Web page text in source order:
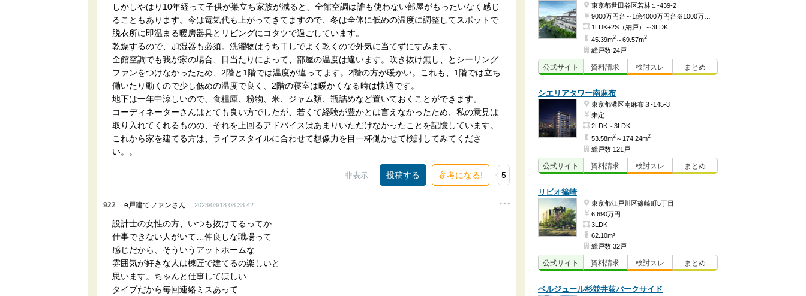
しかしやはり10年経って子供が巣立ち家族が減ると、全館空調は誰も使わない部屋がもったいなく感じ
ることもあります。今は電気代も上がってきてますので、冬は全体に低めの温度に調整してスポットで
脱衣所に即温まる暖房器具とリビングにコタツで過ごしています。
乾燥するので、加湿器も必須。洗濯物はうち干しでよく乾くので外気に当てずにすみます。
全館空調でも我が家の場合、日当たりによって、部屋の温度は違います。吹き抜け無し、とシーリング
ファンをつけなかったため、2階と1階では温度が違ってます。2階の方が暖かい。これも、1階では立ち
働いたり動くので少し低めの温度で良く、2階の寝室は暖かくなる時は快適です。
地下は一年中涼しいので、食糧庫、粉物、米、ジャム類、瓶詰めなど置いておくことができます。
コーディネーターさんはとても良い方でしたが、若くて経験が豊かとは言えなかったため、私の意見は
取り入れてくれるものの、それを上回るアドバイスはあまりいただけなかったことを記憶しています。
これから家を建てる方は、ライフスタイルに合わせて想像力を目一杯働かせて検討してみてくださ
い。。
非表示 参考になる! 5
922 e戸建てファンさん 2023/03/18 08:33:42
設計士の女性の方、いつも抜けてるってか
仕事できない人がいて…仲良しな職場って
感じだから、そういうアットホームな
雰囲気が好きな人は棟匠で建てるの楽しいと
思います。ちゃんと仕事してほしい
タイプだから毎回連絡ミスあって
東京都世田谷区若林１-439-2
9000万円台～1億4000万円台※1000万円単位（予定）
1LDK+2S（納戸）～3LDK
45.39m2 ～69.57m2
総戸数 24戸
公式サイト 資料請求 検討スレ まとめ
シエリアタワー南麻布
東京都港区南麻布３-145-3
未定
2LDK～3LDK
53.58m2 ～174.24m2
総戸数 121戸
公式サイト 資料請求 検討スレ まとめ
リビオ篠崎
東京都江戸川区篠崎町5丁目
6,690万円
3LDK
62.10m²
総戸数 32戸
公式サイト 資料請求 検討スレ まとめ
ベルジュール杉並井荻パークサイド